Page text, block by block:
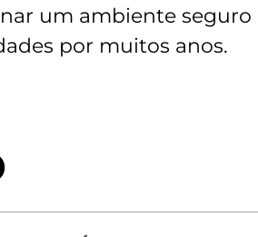
um ambiente seguro
por muitos anos.